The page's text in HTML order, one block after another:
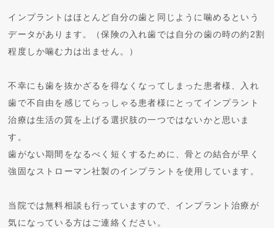
インプラントはほとんど自分の歯と同じように噛めるという
データがあります。（保険の入れ歯では自分の歯の時の約2割
程度しか噛む力は出ません。）
不幸にも歯を抜かざるを得なくなってしまった患者様、入れ
歯で不自由を感じてらっしゃる患者様にとってインプラント
治療は生活の質を上げる選択肢の一つではないかと思いま
す。
歯がない期間をなるべく短くするために、骨との結合が早く
強固なストローマン社製のインプラントを使用しています。
当院では無料相談も行っていますので、インプラント治療が
気になっている方はご連絡ください。